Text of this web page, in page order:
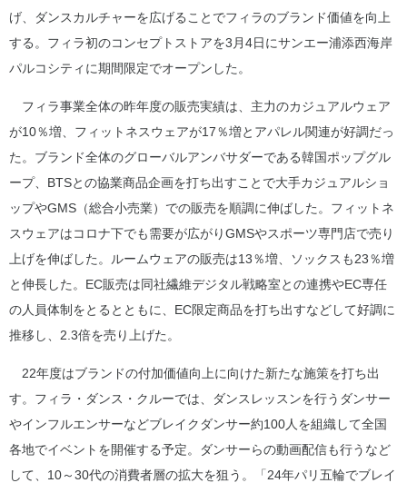
げ、ダンスカルチャーを広げることでフィラのブランド価値を向上
する。フィラ初のコンセプトストアを3月4日にサンエー浦添西海岸
パルコシティに期間限定でオープンした。
フィラ事業全体の昨年度の販売実績は、主力のカジュアルウェア
が10％増、フィットネスウェアが17％増とアパレル関連が好調だっ
た。ブランド全体のグローバルアンバサダーである韓国ポップグル
ープ、BTSとの協業商品企画を打ち出すことで大手カジュアルショ
ップやGMS（総合小売業）での販売を順調に伸ばした。フィットネ
スウェアはコロナ下でも需要が広がりGMSやスポーツ専門店で売り
上げを伸ばした。ルームウェアの販売は13％増、ソックスも23％増
と伸長した。EC販売は同社繊維デジタル戦略室との連携やEC専任
の人員体制をとるとともに、EC限定商品を打ち出すなどして好調に
推移し、2.3倍を売り上げた。
22年度はブランドの付加価値向上に向けた新たな施策を打ち出
す。フィラ・ダンス・クルーでは、ダンスレッスンを行うダンサー
やインフルエンサーなどブレイクダンサー約100人を組織して全国
各地でイベントを開催する予定。ダンサーらの動画配信も行うなど
して、10～30代の消費者層の拡大を狙う。「24年パリ五輪でブレイ